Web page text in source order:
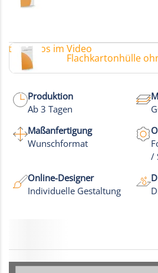
Infos im Video
Flachkartonhülle
Produktion
Ab 3 Tagen
Maßanfertigung
Wunschformat
/
Online-Designer
Individuelle Gestaltung